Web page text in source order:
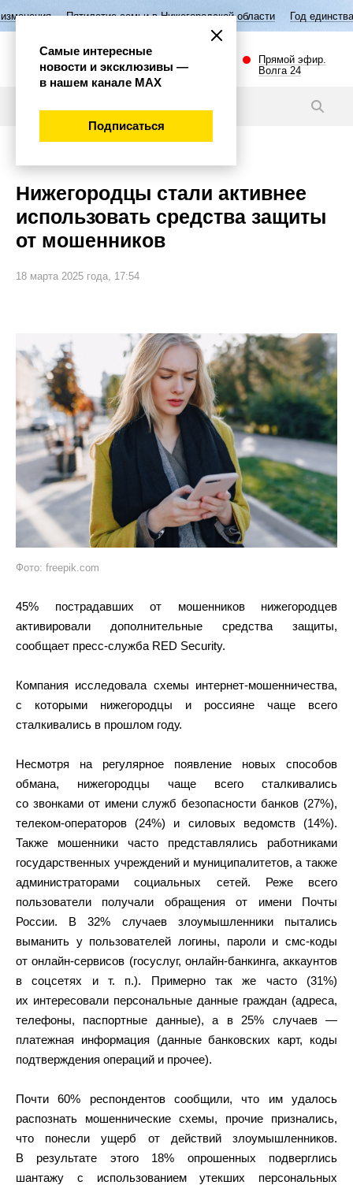
Пятилетие семьи в Нижегородской области Год единства народов
Прямой эфир.
Волга 24
Нижегородцы стали активнее
использовать средства защиты
от мошенников
18 марта 2025 года, 17:54
Фото: freepik.com
45% пострадавших от мошенников нижегородцев
активировали дополнительные средства защиты,
сообщает пресс-служба RED Security.
Компания исследовала схемы интернет-мошенничества,
с которыми нижегородцы и россияне чаще всего
сталкивались в прошлом году.
Несмотря на регулярное появление новых способов
обмана, нижегородцы чаще всего сталкивались
со звонками от имени служб безопасности банков (27%),
телеком-операторов (24%) и силовых ведомств (14%).
Также мошенники часто представлялись работниками
государственных учреждений и муниципалитетов, а также
администраторами социальных сетей. Реже всего
пользователи получали обращения от имени Почты
России. В 32% случаев злоумышленники пытались
выманить у пользователей логины, пароли и смс-коды
от онлайн-сервисов (госуслуг, онлайн-банкинга, аккаунтов
в соцсетях и т. п.). Примерно так же часто (31%)
их интересовали персональные данные граждан (адреса,
телефоны, паспортные данные), а в 25% случаев —
платежная информация (данные банковских карт, коды
подтверждения операций и прочее).
Почти 60% респондентов сообщили, что им удалось
распознать мошеннические схемы, прочие признались,
что понесли ущерб от действий злоумышленников.
В результате этого 18% опрошенных подверглись
шантажу с использованием утекших персональных
Самые интересные
новости и эксклюзивы —
в нашем канале МАХ
Подписаться